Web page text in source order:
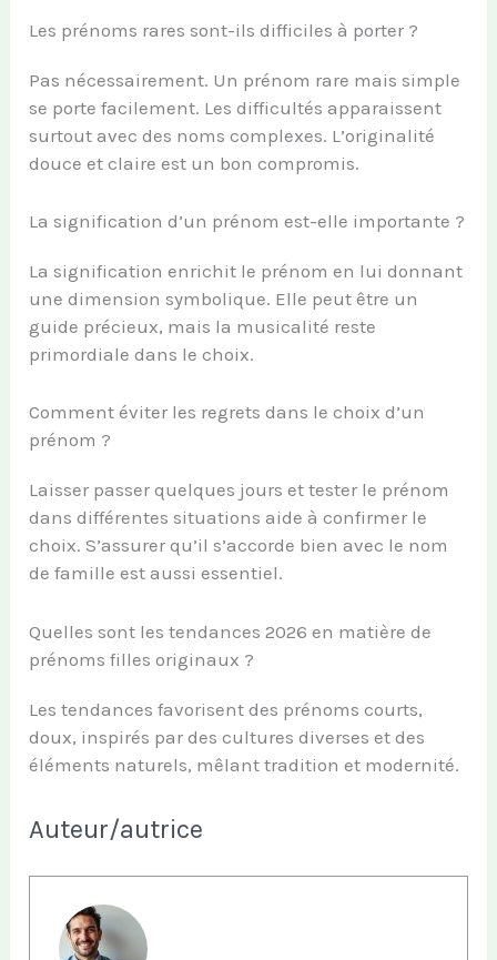
Les prénoms rares sont-ils difficiles à porter ?
Pas nécessairement. Un prénom rare mais simple
se porte facilement. Les difficultés apparaissent
surtout avec des noms complexes. L’originalité
douce et claire est un bon compromis.
La signification d’un prénom est-elle importante ?
La signification enrichit le prénom en lui donnant
une dimension symbolique. Elle peut être un
guide précieux, mais la musicalité reste
primordiale dans le choix.
Comment éviter les regrets dans le choix d’un
prénom ?
Laisser passer quelques jours et tester le prénom
dans différentes situations aide à confirmer le
choix. S’assurer qu’il s’accorde bien avec le nom
de famille est aussi essentiel.
Quelles sont les tendances 2026 en matière de
prénoms filles originaux ?
Les tendances favorisent des prénoms courts,
doux, inspirés par des cultures diverses et des
éléments naturels, mêlant tradition et modernité.
Auteur/autrice